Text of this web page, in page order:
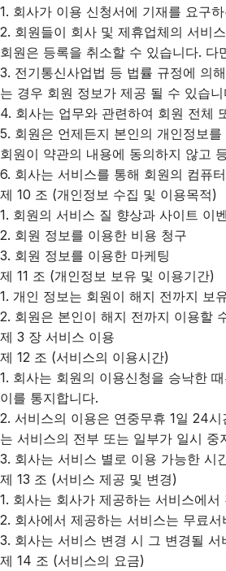
1. 회사가 이용 신청서에 기재를 요구
2. 회원들이 회사 및 제휴업체의 서비
회원은 등록을 취소할 수 있습니다.
3. 전기통신사업법 등 법률 규정에 의
는 경우 회원 정보가 제공 될 수 있습니
4. 회사는 업무와 관련하여 회원 전체
5. 회원은 언제든지 본인의 개인정보
회원이 약관의 내용에 동의하지 않고
6. 회사는 서비스를 통해 회원의 컴퓨
제 10 조 (개인정보 수집 및 이용목적)
1. 회원의 서비스 질 향상과 사이트 이
2. 회원 정보를 이용한 비용 청구
3. 회원 정보를 이용한 마케팅
제 11 조 (개인정보 보유 및 이용기간)
1. 개인 정보는 회원이 해지 전까지 보
2. 회원은 본인이 해지 전까지 이용할
제 3 장 서비스 이용
제 12 조 (서비스의 이용시간)
1. 회사는 회원의 이용신청을 승낙한
이를 통지합니다.
2. 서비스의 이용은 연중무휴 1일 24
는 서비스의 전부 또는 일부가 일시
3. 회사는 서비스 별로 이용 가능한 시
제 13 조 (서비스 제공 및 변경)
1. 회사는 회사가 제공하는 서비스에
2. 회사에서 제공하는 서비스는 무료
3. 회사는 서비스 변경 시 그 변경될
제 14 조 (서비스의 요금)